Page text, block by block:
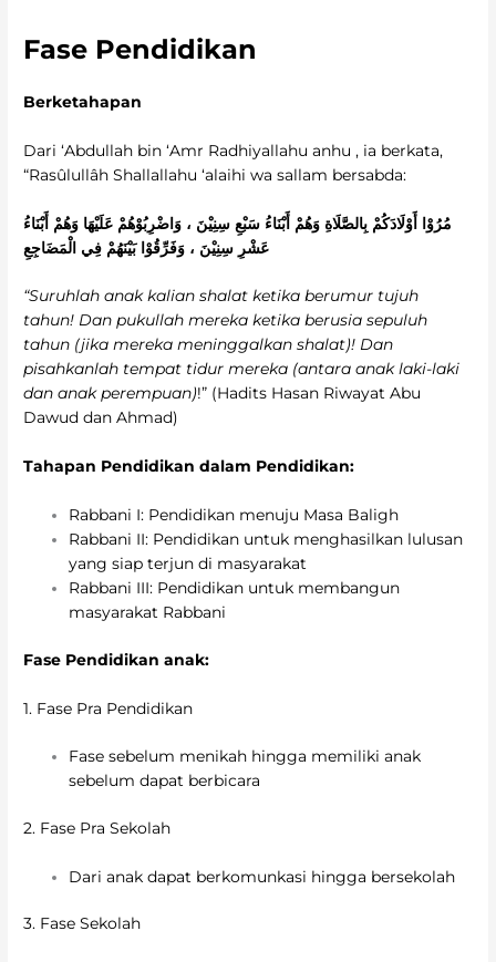
Fase Pendidikan
Berketahapan
Dari ‘Abdullah bin ‘Amr Radhiyallahu anhu , ia berkata,
“Rasûlullâh Shallallahu ‘alaihi wa sallam bersabda:
مُرُوْا أَوْلَادَكُمْ بِالصَّلَاةِ وَهُمْ أَبْنَاءُ سَبْعِ سِنِيْنَ ، وَاضْرِبُوْهُمْ عَلَيْهَا وَهُمْ أَبْنَاءُ
عَشْرِ سِنِيْنَ ، وَفَرِّقُوْا بَيْنَهُمْ فِي الْمَضَاجِعِ
“Suruhlah anak kalian shalat ketika berumur tujuh
tahun! Dan pukullah mereka ketika berusia sepuluh
tahun (jika mereka meninggalkan shalat)! Dan
pisahkanlah tempat tidur mereka (antara anak laki-laki
dan anak perempuan)!” (Hadits Hasan Riwayat Abu
Dawud dan Ahmad)
Tahapan Pendidikan dalam Pendidikan:
Rabbani I: Pendidikan menuju Masa Baligh
Rabbani II: Pendidikan untuk menghasilkan lulusan
yang siap terjun di masyarakat
Rabbani III: Pendidikan untuk membangun
masyarakat Rabbani
Fase Pendidikan anak:
1. Fase Pra Pendidikan
Fase sebelum menikah hingga memiliki anak
sebelum dapat berbicara
2. Fase Pra Sekolah
Dari anak dapat berkomunkasi hingga bersekolah
3. Fase Sekolah